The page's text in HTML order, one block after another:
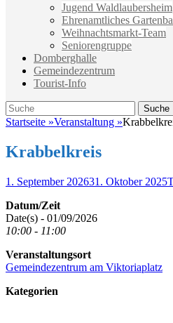
Jugend Waldlaubersheim
Ehrenamtliches
Weihnachtsmarkt-Team
Seniorengruppe
Domberghalle
Gemeindezentrum
Tourist-Info
Suche
Suche
nach:
Startseite »Veranstaltung »
Krabbelkreis
Veröffentlicht
1. September 202631. Oktober 2025
Datum/Zeit
Date(s) - 01/09/2026
10:00 - 11:00
Veranstaltungsort
Gemeindezentrum am Viktoriaplatz
Kategorien